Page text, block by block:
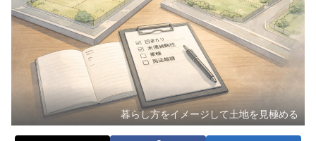
暮らし方をイメージして土地を見極める